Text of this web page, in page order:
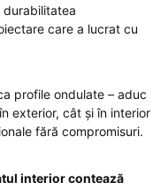
care a lucrat cu
profile ondulate – aduc
exterior, cât și în interior
fără compromisuri.
interior contează